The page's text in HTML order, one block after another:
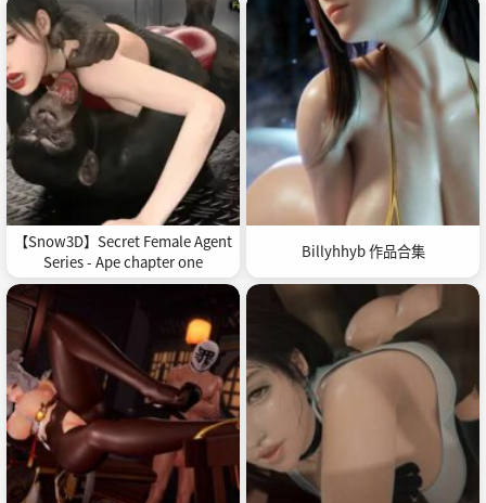
【Snow3D】Secret Female Agent
Series - Ape chapter one
Billyhhyb 作品合集